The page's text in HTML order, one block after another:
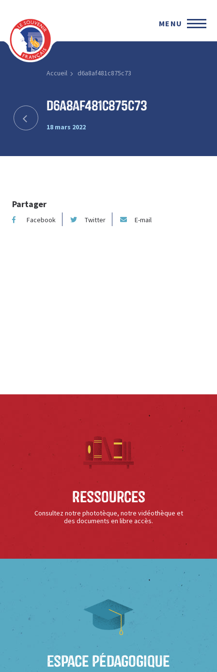
MENU
Accueil d6a8af481c875c73
d6a8af481c875c73
18 mars 2022
Partager
Facebook Twitter E-mail
Ressources
Consultez notre phototèque, notre vidéothèque et
des documents en libre accès.
Espace Pédagogique